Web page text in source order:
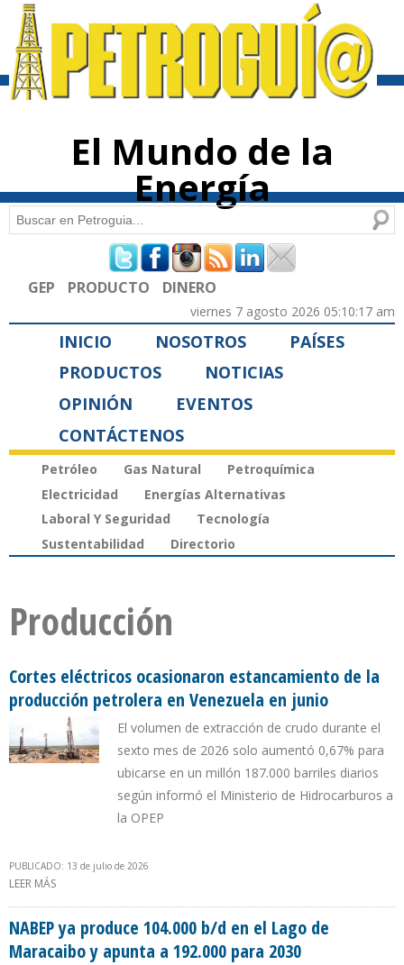
contenido
El Mundo de la
Energía
Formulario de búsqueda
Buscar
GEP PRODUCTO DINERO
viernes 7 agosto 2026 05:10:17 am
INICIO NOSOTROS
PAÍSES
PRODUCTOS
NOTICIAS
OPINIÓN
EVENTOS
CONTÁCTENOS
Petróleo Gas Natural
Petroquímica
Electricidad
Energías Alternativas
Laboral Y Seguridad
Tecnología
Sustentabilidad
Directorio
Producción
Cortes eléctricos ocasionaron estancamiento de la
producción petrolera en Venezuela en junio
El volumen de extracción de crudo durante el
sexto mes de 2026 solo aumentó 0,67% para
ubicarse en un millón 187.000 barriles diarios
según informó el Ministerio de Hidrocarburos a
la OPEP
PUBLICADO: 13 de julio de 2026
LEER MÁS
NABEP ya produce 104.000 b/d en el Lago de
Maracaibo y apunta a 192.000 para 2030